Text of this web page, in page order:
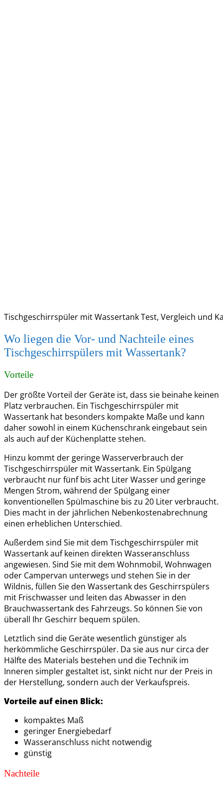
Tischgeschirrspüler mit Wassertank Test, Vergleich und
Wo liegen die Vor- und Nachteile eines
Tischgeschirrspülers mit Wassertank?
Vorteile
Der größte Vorteil der Geräte ist, dass sie beinahe keinen
Platz verbrauchen. Ein Tischgeschirrspüler mit
Wassertank hat besonders kompakte Maße und kann
daher sowohl in einem Küchenschrank eingebaut sein
als auch auf der Küchenplatte stehen.
Hinzu kommt der geringe Wasserverbrauch der
Tischgeschirrspüler mit Wassertank. Ein Spülgang
verbraucht nur fünf bis acht Liter Wasser und geringe
Mengen Strom, während der Spülgang einer
konventionellen Spülmaschine bis zu 20 Liter verbraucht.
Dies macht in der jährlichen Nebenkostenabrechnung
einen erheblichen Unterschied.
Außerdem sind Sie mit dem Tischgeschirrspüler mit
Wassertank auf keinen direkten Wasseranschluss
angewiesen. Sind Sie mit dem Wohnmobil, Wohnwagen
oder Campervan unterwegs und stehen Sie in der
Wildnis, füllen Sie den Wassertank des Geschirrspülers
mit Frischwasser und leiten das Abwasser in den
Brauchwassertank des Fahrzeugs. So können Sie von
überall Ihr Geschirr bequem spülen.
Letztlich sind die Geräte wesentlich günstiger als
herkömmliche Geschirrspüler. Da sie aus nur circa der
Hälfte des Materials bestehen und die Technik im
Inneren simpler gestaltet ist, sinkt nicht nur der Preis in
der Herstellung, sondern auch der Verkaufspreis.
Vorteile auf einen Blick:
kompaktes Maß
geringer Energiebedarf
Wasseranschluss nicht notwendig
günstig
Nachteile